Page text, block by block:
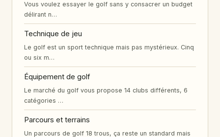
Vous voulez essayer le golf sans y consacrer un budget
délirant n…
Technique de jeu
Le golf est un sport technique mais pas mystérieux. Cinq
ou six m…
Équipement de golf
Le marché du golf vous propose 14 clubs différents, 6
catégories …
Parcours et terrains
Un parcours de golf 18 trous, ça reste un standard mais